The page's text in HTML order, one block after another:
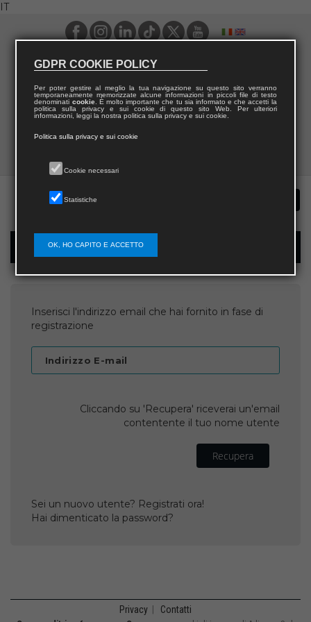
IT
Recupera username
Inserisci l'indirizzo email che hai fornito in fase di
registrazione
Indirizzo E-mail
Cliccando su 'Recupera' riceverai un'email
contentente il tuo nome utente
Recupera
Sei un nuovo utente? Registrati ora!
Hai dimenticato la password?
Privacy Contatti
GDPR COOKIE POLICY
Per poter gestire al meglio la tua navigazione su questo sito verranno
temporaneamente memorizzate alcune informazioni in piccoli file di testo
denominati cookie. È molto importante che tu sia informato e che accetti la
politica sulla privacy e sui cookie di questo sito Web. Per ulteriori
informazioni, leggi la nostra politica sulla privacy e sui cookie.
Politica sulla privacy e sui cookie
Cookie necessari
Statistiche
OK, HO CAPITO E ACCETTO